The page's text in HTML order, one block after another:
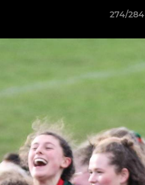
274/284